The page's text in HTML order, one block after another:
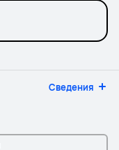
Сведения